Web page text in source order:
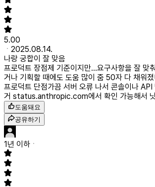
5.00
2025.08.14.
나랑 궁합이 잘 맞음
프로덕트 장점제 기준이지만...요구사항을 잘 맞
거나 기획할 때에도 도움 많이 줌 50자 다 채워
프로덕트 단점가끔 서버 오류 나서 콘솔이나
거 status.anthropic.com에서 확인 가능해서
도움돼요
공유하기
1년 이하